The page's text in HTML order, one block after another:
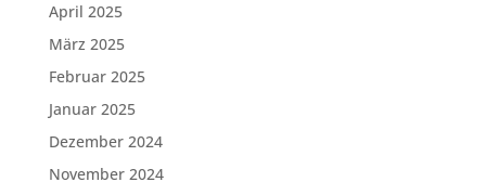
April 2025
März 2025
Februar 2025
Januar 2025
Dezember 2024
November 2024